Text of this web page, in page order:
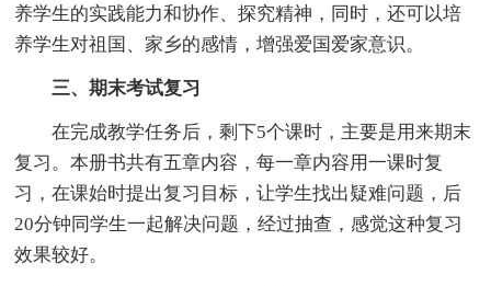
养学生的实践能力和协作、探究精神，同时，还可以培
养学生对祖国、家乡的感情，增强爱国爱家意识。
三、期末考试复习
在完成教学任务后，剩下5个课时，主要是用来期末
复习。本册书共有五章内容，每一章内容用一课时复
习，在课始时提出复习目标，让学生找出疑难问题，后
20分钟同学生一起解决问题，经过抽查，感觉这种复习
效果较好。